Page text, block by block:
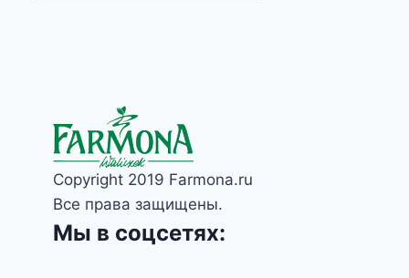
Copyright 2019 Farmona.ru
Все права защищены.
Мы в соцсетях: